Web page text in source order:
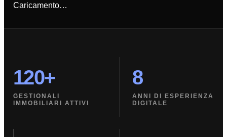
Caricamento…
120+
GESTIONALI
IMMOBILIARI ATTIVI
8
ANNI DI ESPERIENZA
DIGITALE